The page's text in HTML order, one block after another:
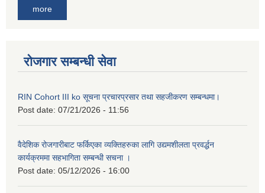
more
रोजगार सम्बन्धी सेवा
RIN Cohort III ko सूचना प्रचारप्रसार तथा सहजीकरण सम्बन्धमा।
Post date: 07/21/2026 - 11:56
वैदेशिक रोजगारीबाट फर्किएका व्यक्तिहरुका लागि उद्यमशीलता प्रवर्द्धन
कार्यक्रममा सहभागिता सम्बन्धी सचना ।
Post date: 05/12/2026 - 16:00